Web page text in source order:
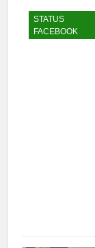
STATUS
FACEBOOK